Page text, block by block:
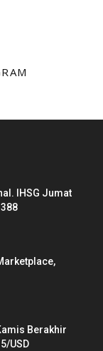
IHSG Jumat
Berakhir
USD